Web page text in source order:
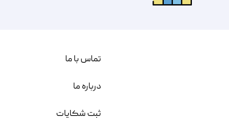
تماس با ما
درباره ما
ثبت شکایات